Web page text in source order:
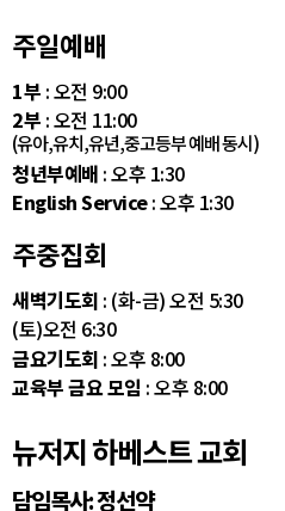
주일예배
1부 : 오전 9:00
2부 : 오전 11:00
(유아,유치,유년,중고등부 예배 동시)
청년부예배 : 오후 1:30
English Service: 오후 1:30
주중집회
새벽기도회 : (화-금) 오전 5:30
(토)오전 6:30
금요기도회 : 오후 8:00
교육부 금요 모임 : 오후 8:00
뉴저지 하베스트 교회
담임목사: 정선약